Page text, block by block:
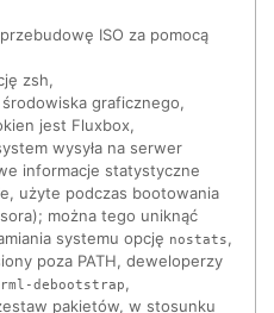
przebudowę ISO za pomocą
zsh,
graficznego,
jest Fluxbox,
wysyła na serwer
informacje statystyczne
użyte podczas bootowania
można tego uniknąć
systemu opcję nostats,
poza PATH, deweloperzy
debootstrap,
pakietów, w stosunku